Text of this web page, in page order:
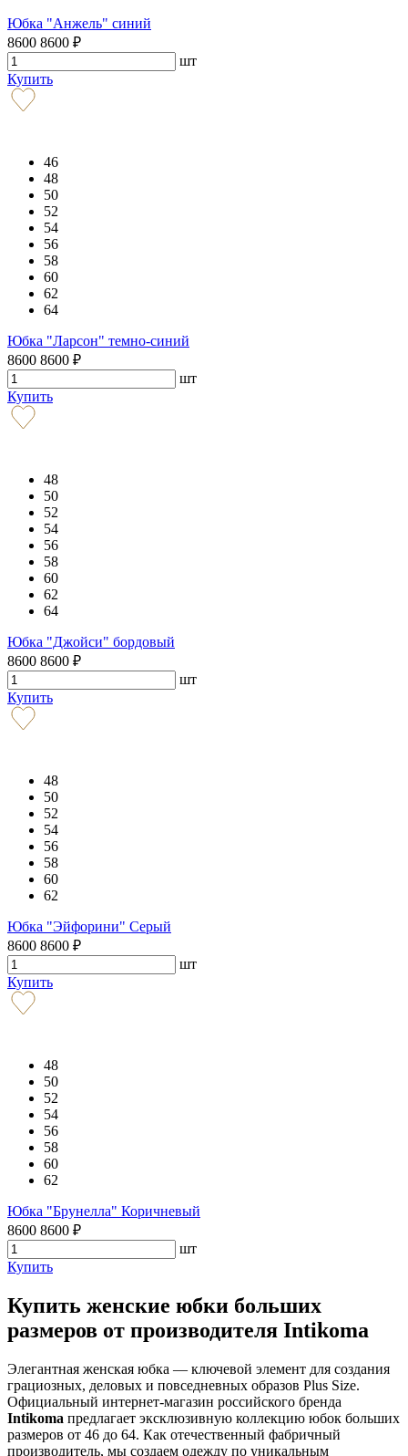
Юбка "Анжель" синий
8600 8600 ₽
шт
Купить
46
48
50
52
54
56
58
60
62
64
Юбка "Ларсон" темно-синий
8600 8600 ₽
шт
Купить
48
50
52
54
56
58
60
62
64
Юбка "Джойси" бордовый
8600 8600 ₽
шт
Купить
48
50
52
54
56
58
60
62
Юбка "Эйфорини" Серый
8600 8600 ₽
шт
Купить
48
50
52
54
56
58
60
62
Юбка "Брунелла" Коричневый
8600 8600 ₽
шт
Купить
Купить женские юбки больших
размеров от производителя Intikoma
Элегантная женская юбка — ключевой элемент для создания
грациозных, деловых и повседневных образов Plus Size.
Официальный интернет-магазин российского бренда
Intikoma предлагает эксклюзивную коллекцию юбок больших
размеров от 46 до 64. Как отечественный фабричный
производитель, мы создаем одежду по уникальным